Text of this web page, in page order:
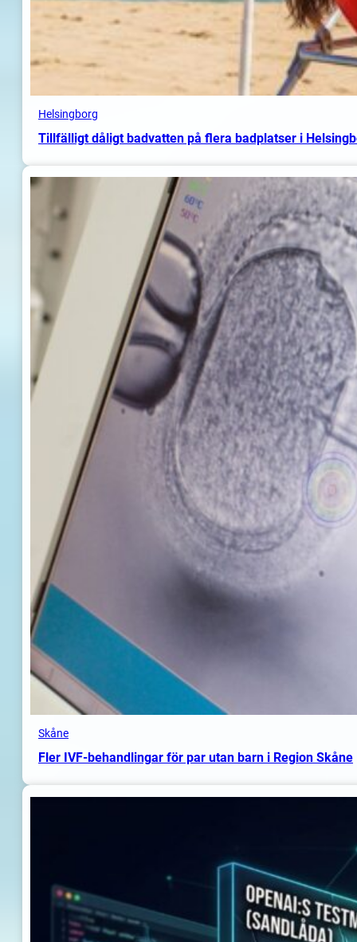
Helsingborg
Tillfälligt dåligt badvatten på flera badplatser i
Skåne
Fler IVF-behandlingar för par utan barn i Region Skåne